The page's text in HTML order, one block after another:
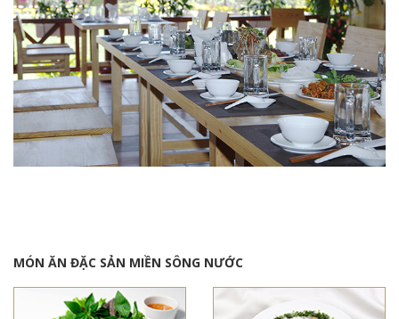
MÓN ĂN ĐẶC SẢN MIỀN SÔNG NƯỚC